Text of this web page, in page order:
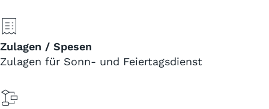
Zulagen / Spesen
Zulagen für Sonn- und Feiertagsdienst